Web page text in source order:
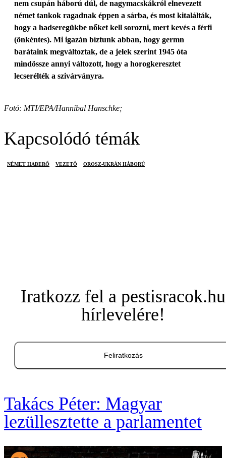
nem csupán háború dúl, de nagymacskákról elnevezett
német tankok ragadnak éppen a sárba, és most kitalálták,
hogy a hadseregükbe nőket kell sorozni, mert kevés a férfi
(önkéntes). Mi igazán bíztunk abban, hogy germn
barátaink megváltoztak, de a jelek szerint 1945 óta
mindössze annyi változott, hogy a horogkeresztet
lecserélték a szivárványra.
Fotó: MTI/EPA/Hannibal Hanschke;
Kapcsolódó témák
NÉMET HADERŐ VEZETŐ OROSZ-UKRÁN HÁBORÚ
Iratkozz fel a pestisracok.hu
hírlevelére!
Feliratkozás
Takács Péter: Magyar
lezüllesztette a parlamentet